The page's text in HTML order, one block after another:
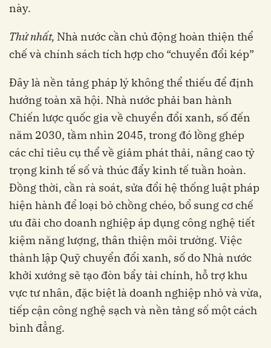
này.
Thứ nhất, Nhà nước cần chủ động hoàn thiện thể
chế và chính sách tích hợp cho “chuyển đổi kép”
Đây là nền tảng pháp lý không thể thiếu để định
hướng toàn xã hội. Nhà nước phải ban hành
Chiến lược quốc gia về chuyển đổi xanh, số đến
năm 2030, tầm nhìn 2045, trong đó lồng ghép
các chỉ tiêu cụ thể về giảm phát thải, nâng cao tỷ
trọng kinh tế số và thúc đẩy kinh tế tuần hoàn.
Đồng thời, cần rà soát, sửa đổi hệ thống luật pháp
hiện hành để loại bỏ chồng chéo, bổ sung cơ chế
ưu đãi cho doanh nghiệp áp dụng công nghệ tiết
kiệm năng lượng, thân thiện môi trường. Việc
thành lập Quỹ chuyển đổi xanh, số do Nhà nước
khởi xướng sẽ tạo đòn bẩy tài chính, hỗ trợ khu
vực tư nhân, đặc biệt là doanh nghiệp nhỏ và vừa,
tiếp cận công nghệ sạch và nền tảng số một cách
bình đẳng.